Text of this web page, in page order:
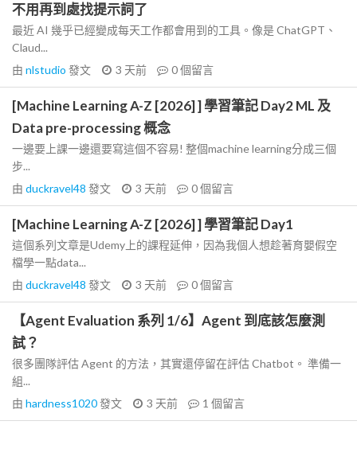
不用再到處找提示詞了
最近 AI 幾乎已經變成每天工作都會用到的工具。像是 ChatGPT、
Claud...
由 nlstudio 發文 3 天前 0個留言
[Machine Learning A-Z [2026] ] 學習筆記 Day2 ML 及
Data pre-processing 概念
一邊要上課一邊還要寫這個不容易! 整個machine learning分成三個
步...
由 duckravel48 發文 3 天前 0個留言
[Machine Learning A-Z [2026] ] 學習筆記 Day1
這個系列文章是Udemy上的課程延伸，因為我個人想趁著育嬰假空
檔學一點data...
由 duckravel48 發文 3 天前 0個留言
【Agent Evaluation 系列 1/6】Agent 到底該怎麼測
試？
很多團隊評估 Agent 的方法，其實還停留在評估 Chatbot。 準備一
組...
由 hardness1020發文 3 天前 1 個留言